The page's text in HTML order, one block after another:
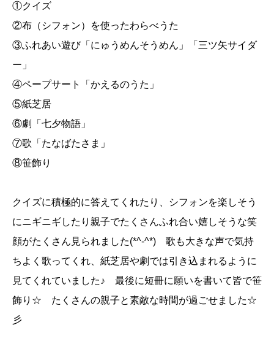
①クイズ
②布（シフォン）を使ったわらべうた
③ふれあい遊び「にゅうめんそうめん」「三ツ矢サイダ
ー」
④ペープサート「かえるのうた」
⑤紙芝居
⑥劇「七夕物語」
⑦歌「たなばたさま」
⑧笹飾り
クイズに積極的に答えてくれたり、シフォンを楽しそう
にニギニギしたり親子でたくさんふれ合い嬉しそうな笑
顔がたくさん見られました(*^-^*) 歌も大きな声で気持
ちよく歌ってくれ、紙芝居や劇では引き込まれるように
見てくれていました♪ 最後に短冊に願いを書いて皆で笹
飾り☆ たくさんの親子と素敵な時間が過ごせました☆
彡